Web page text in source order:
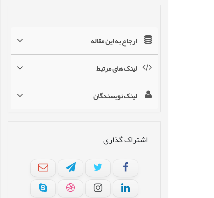
ارجاع به این مقاله
لینک های مرتبط
لینک نویسندگان
اشتراک گذاری